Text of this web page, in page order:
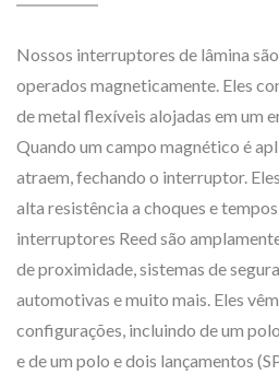
Nossos interruptores de lâmina
operados magneticamente. Eles
de metal flexíveis alojadas em um
Quando um campo magnético é
atraem, fechando o interruptor.
alta resistência a choques e
interruptores Reed são
de proximidade, sistemas de
automotivas e muito mais. Eles
configurações, incluindo de um
e de um polo e dois lançamentos